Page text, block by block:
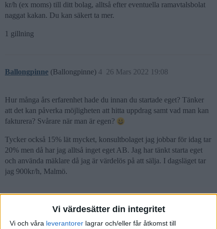
Vi värdesätter din integritet
Vi och våra leverantorer lagrar och/eller får åtkomst till
kr/h (ex moms) till ditt bolag, alltså efter eventuella ramavtalsbolat
naggat kakan. Du kan säkert ta mer.
1 gillning
Ballongpinne (Ballongpinne) 26 Mars 2022 19:08
4
Hur många års erfarenhet hade du innan du startade eget? Tänker
att det kan påverka möjligheten att hitta uppdrag samt vad man kan
fakturera? Svårare när man är egen?
Tycker också 15% lät mycket, konsultbolaget jag jobbar för idag tar
20% men då har jag alltså inget eget AB. Jag har tänkt starta eget
och använda mäklare då jag är värdelös på att sälja. I dagsläget tar
jag 900kr/h, Malmö.